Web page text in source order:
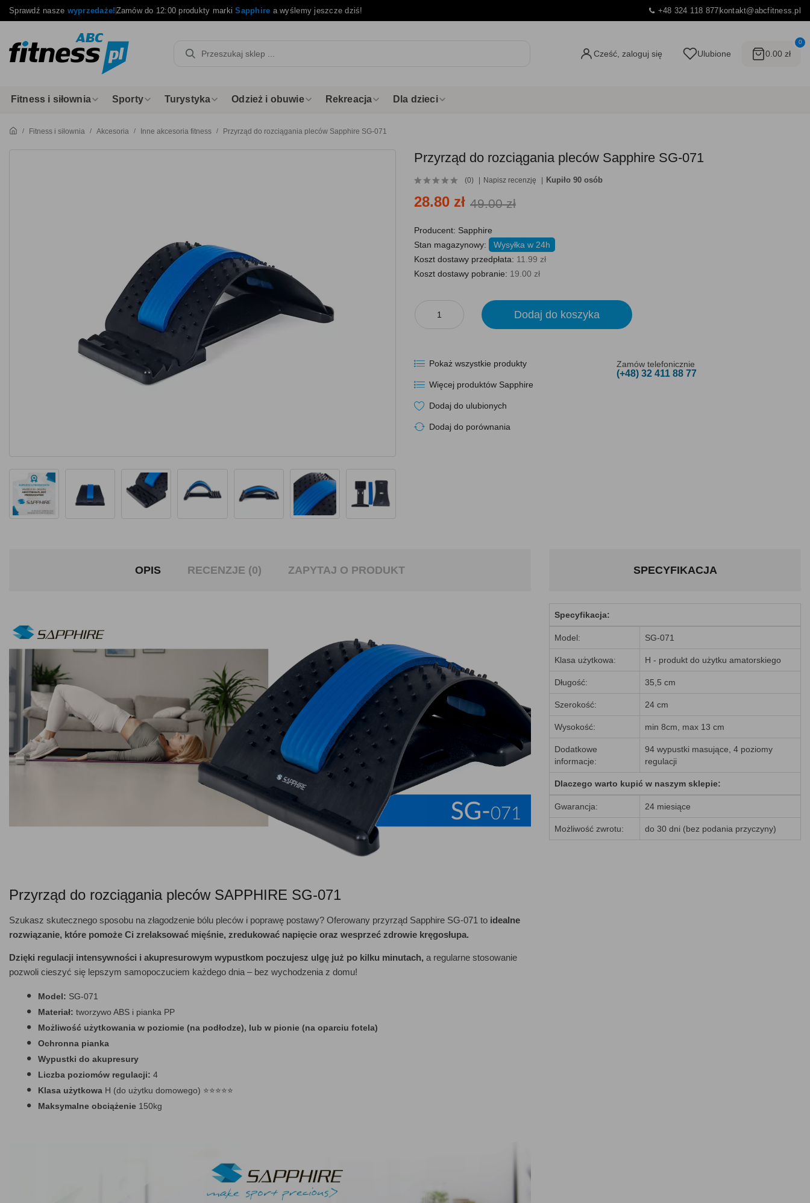
Sprawdź nasze wyprzedaże!Zamów do 12:00 produkty markiSapphire a wyślemy jeszcze dziś! +48 324 118 877kontakt@abcfitness.pl
Cześć, zaloguj się Ulubione
0
0.00 zł
Fitness i siłownia Sporty Turystyka Odzież i obuwie Rekreacja Dla dzieci
Fitness i siłownia Akcesoria Inne akcesoria fitness Przyrząd do rozciągania pleców Sapphire SG-071
Przyrząd do rozciągania pleców Sapphire SG-071
(0) Napisz recenzję Kupiło 90 osób
28.80 zł 49.00 zł
Producent: Sapphire
Stan magazynowy:
Wysyłka w 24h
Koszt dostawy przedpłata: 11.99 zł
Koszt dostawy pobranie: 19.00 zł
Dodaj do koszyka
Pokaż wszystkie produkty
Więcej produktów Sapphire
Dodaj do ulubionych
Dodaj do porównania
Zamów telefonicznie
(+48) 32 411 88 77
OPIS RECENZJE (0) ZAPYTAJ O PRODUKT
Przyrząd do rozciągania pleców SAPPHIRE SG-071
Szukasz skutecznego sposobu na złagodzenie bólu pleców i poprawę postawy? Oferowany przyrząd Sapphire SG-071 to idealne
rozwiązanie, które pomoże Ci zrelaksować mięśnie, zredukować napięcie oraz wesprzeć zdrowie kręgosłupa.
Dzięki regulacji intensywności i akupresurowym wypustkom poczujesz ulgę już po kilku minutach, a regularne stosowanie
pozwoli cieszyć się lepszym samopoczuciem każdego dnia – bez wychodzenia z domu!
Model: SG-071
Materiał: tworzywo ABS i pianka PP
Możliwość użytkowania w poziomie (na podłodze), lub w pionie (na oparciu fotela)
Ochronna pianka
Wypustki do akupresury
Liczba poziomów regulacji: 4
Klasa użytkowa H (do użytku domowego) ⭐⭐⭐⭐⭐
Maksymalne obciążenie 150kg
SPECYFIKACJA
Specyfikacja:
Model: SG-071
Klasa użytkowa: H - produkt do użytku amatorskiego
Długość: 35,5 cm
Szerokość: 24 cm
Wysokość: min 8cm, max 13 cm
Dodatkowe
informacje:
94 wypustki masujące, 4 poziomy
regulacji
Dlaczego warto kupić w naszym sklepie:
Gwarancja: 24 miesiące
Możliwość zwrotu: do 30 dni (bez podania przyczyny)